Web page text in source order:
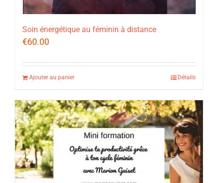
Soin énergétique au féminin à distance
€60.00
Ajouter au panier Détails